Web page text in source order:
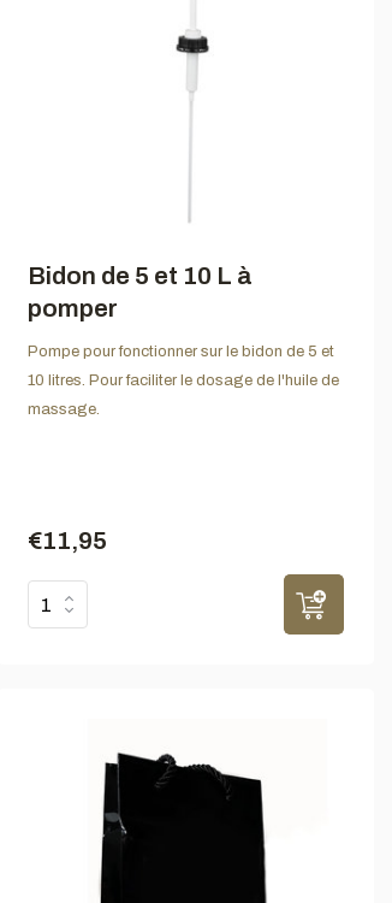
Bidon de 5 et 10 L à
pomper
Pompe pour fonctionner sur le bidon de 5 et
10 litres. Pour faciliter le dosage de l'huile de
massage.
€11,95